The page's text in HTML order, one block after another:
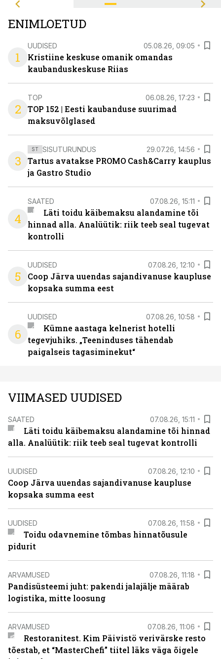
ENIMLOETUD
1
UUDISED 05.08.26, 09:05
Kristiine keskuse omanik omandas
kaubanduskeskuse Riias
2
TOP 06.08.26, 17:23
TOP 152 | Eesti kaubanduse suurimad
maksuvõlglased
3
ST SISUTURUNDUS 29.07.26, 14:56
Tartus avatakse PROMO Cash&Carry kauplus
ja Gastro Studio
4
SAATED 07.08.26, 15:11
Läti toidu käibemaksu alandamine tõi
hinnad alla. Analüütik: riik teeb seal tugevat
kontrolli
5
UUDISED 07.08.26, 12:10
Coop Järva uuendas sajandivanuse kaupluse
kopsaka summa eest
6
UUDISED 07.08.26, 10:58
Kümne aastaga kelnerist hotelli
tegevjuhiks. „Teeninduses tähendab
paigalseis tagasiminekut“
VIIMASED UUDISED
SAATED 07.08.26, 15:11
Läti toidu käibemaksu alandamine tõi hinnad
alla. Analüütik: riik teeb seal tugevat kontrolli
UUDISED 07.08.26, 12:10
Coop Järva uuendas sajandivanuse kaupluse
kopsaka summa eest
UUDISED 07.08.26, 11:58
Toidu odavnemine tõmbas hinnatõusule
pidurit
ARVAMUSED 07.08.26, 11:18
Pandisüsteemi juht: pakendi jalajälje määrab
logistika, mitte loosung
ARVAMUSED 07.08.26, 11:06
Restoranitest. Kim Päivistö verivärske resto
tõestab, et “MasterChefi” tiitel läks väga õigele